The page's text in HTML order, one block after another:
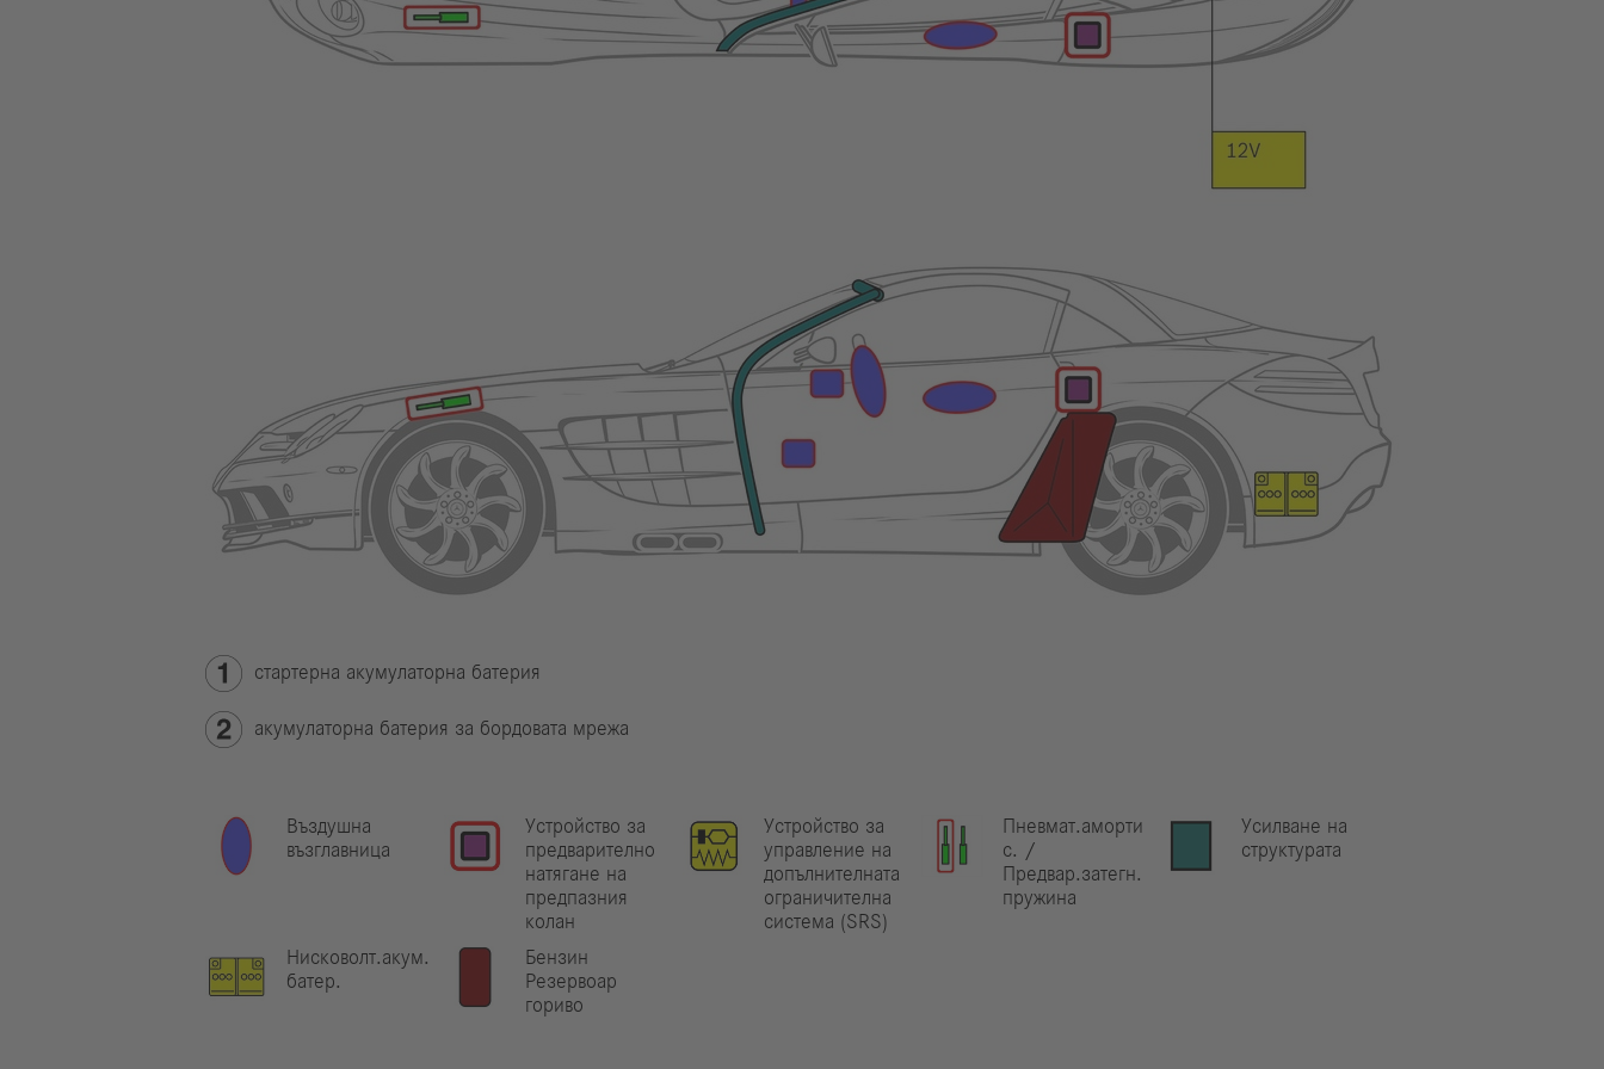
стартерна акумулаторна батерия
акумулаторна батерия за бордовата мрежа
Въздушна
възглавница
Устройство за
предварително
натягане на
предпазния
колан
Устройство за
управление на
допълнителната
ограничителна
система (SRS)
Пневмат.аморти
с. /
Предвар.затегн.
пружина
Усилване на
структурата
Нисковолт.акум.
батер.
Бензин
Резервоар
гориво